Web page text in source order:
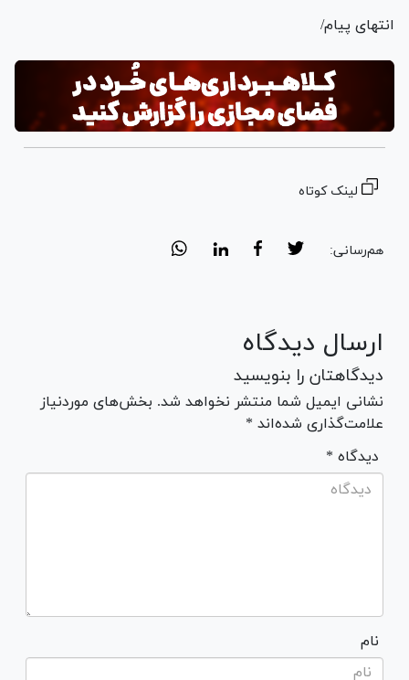
انتهای پیام/
لینک کوتاه
هم‌رسانی:
ارسال دیدگاه
دیدگاهتان را بنویسید
نشانی ایمیل شما منتشر نخواهد شد. بخش‌های موردنیاز
علامت‌گذاری شده‌اند *
* دیدگاه
نام